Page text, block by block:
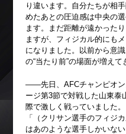
り違います。自分たちが相
めたあとの圧迫感は中央の
ます。まだ距離が遠かった
ますが、フィジカル的にも
になりました。以前から意
の“当たり前”の場面が増えて
――先日、AFCチャンピオン
ージ第3節で対戦した山東泰
際で激しく戦っていました。
「（クリサン選手のフィジ
はあのような選手しかいな